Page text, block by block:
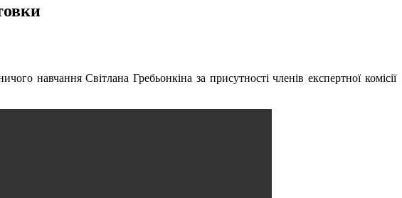
навчання Світлана Гребьонкіна за присутності членів експертної комісії